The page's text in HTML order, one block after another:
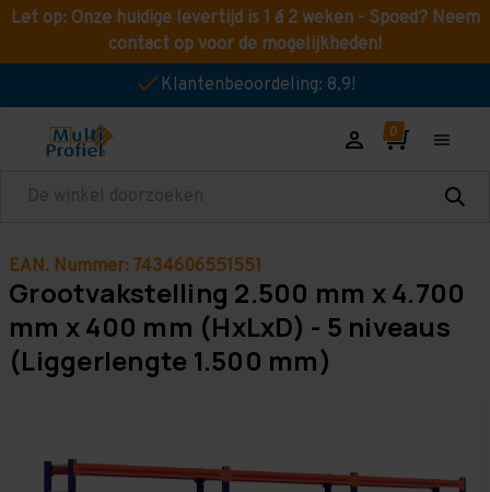
Let op: Onze huidige levertijd is 1 á 2 weken - Spoed? Neem
contact op voor de mogelijkheden!
Klantenbeoordeling: 8,9!
Zoeken
EAN. Nummer: 7434606551551
Grootvakstelling 2.500 mm x 4.700
mm x 400 mm (HxLxD) - 5 niveaus
(Liggerlengte 1.500 mm)